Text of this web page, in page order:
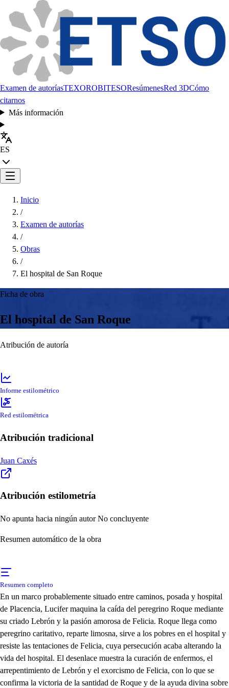
Examen de autoríasTEXOROBITESOResúmenesRed 3DCómo
citarnos
Más información
ES
Inicio
/
Examen de autorías
/
Obras
/
El hospital de San Roque
Ficha de obra
El hospital de San Roque
Atribución de autoría
Informe estilométrico
Red estilométrica
Atribución tradicional
Juan Caxés
Atribución estilometría
No apunta hacia ningún autor No concluyente
Resumen automático de la obra
Resumen completo
En un marco probablemente situado entre caminos, posada y hospital
de Placencia, Lucifer maquina la caída del peregrino Roque mediante
su criado Lebrón y la pasión amorosa de Felicia. Roque llega como
peregrino caritativo, reparte limosna, sirve a los pobres en el hospital y
resiste las tentaciones de Felicia, cuya persecución acaba alterando la
vida del hospital. El desenlace muestra la curación de enfermos, el
arrepentimiento de Lebrón y el exorcismo de Felicia, con lo que se
confirma la victoria de la santidad de Roque y de la ayuda divina sobre